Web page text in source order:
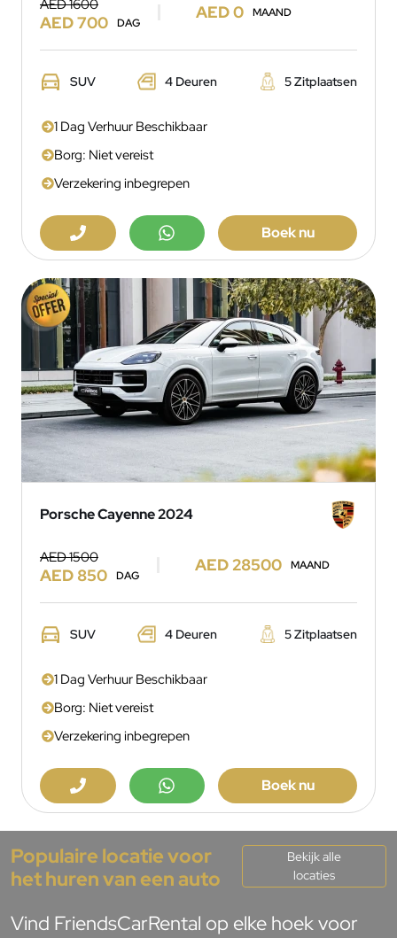
AED 1600
AED 700 DAG
AED 0 MAAND
SUV 4 Deuren 5 Zitplaatsen
1 Dag Verhuur Beschikbaar
Borg: Niet vereist
Verzekering inbegrepen
Boek nu
Porsche Cayenne 2024
AED 1500
AED 850 DAG
AED 28500 MAAND
SUV 4 Deuren 5 Zitplaatsen
1 Dag Verhuur Beschikbaar
Borg: Niet vereist
Verzekering inbegrepen
Boek nu
Populaire locatie voor
het huren van een auto
Bekijk alle
locaties
Vind FriendsCarRental op elke hoek voor